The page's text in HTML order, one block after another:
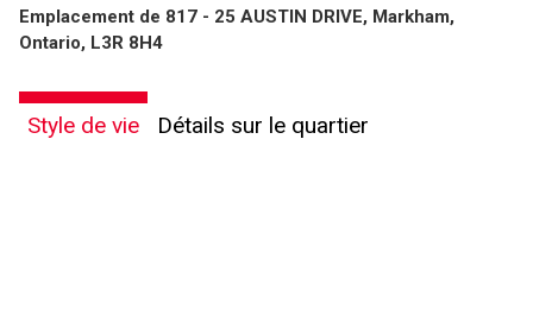
Emplacement de 817 - 25 AUSTIN DRIVE, Markham,
Ontario, L3R 8H4
Style de vie Détails sur le quartier